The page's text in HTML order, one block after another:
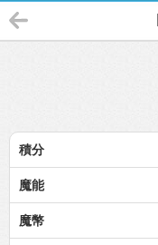
積分
魔能
魔幣